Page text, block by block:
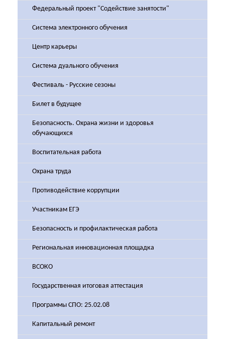
Федеральный проект "Содействие занятости"
Система электронного обучения
Центр карьеры
Система дуального обучения
Фестиваль - Русские сезоны
Билет в будущее
Безопасность. Охрана жизни и здоровья
обучающихся
Воспитательная работа
Охрана труда
Противодействие коррупции
Участникам ЕГЭ
Безопасность и профилактическая работа
Региональная инновационная площадка
ВСОКО
Государственная итоговая аттестация
Программы СПО: 25.02.08
Капитальный ремонт